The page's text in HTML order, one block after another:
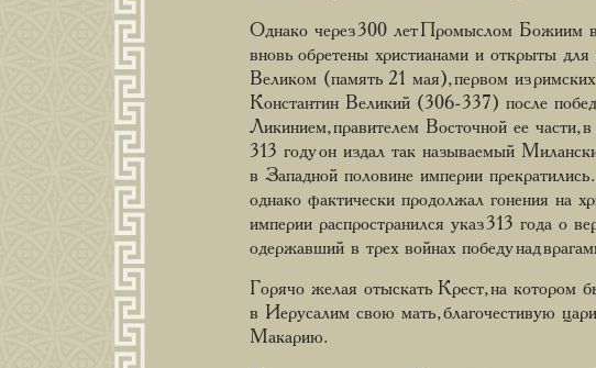
Однако через 300 лет Промыслом Божиим
вновь обретены христианами и открыты
Великом (память 21 мая), первом из
Константин Великий (306-337) после
Ликинием, правителем Восточной ее
313 году он издал так называемый
в Западной половине империи
однако фактически продолжал гонения на
империи распространился указ 313 года о
одержавший в трех войнах победу над
Горячо желая отыскать Крест, на котором
в Иерусалим свою мать, благочестивую
Макарию.